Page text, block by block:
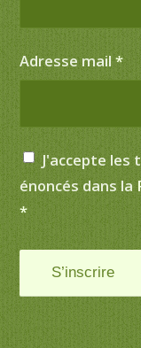
Adresse mail*
J'accepte les
énoncés dans la
*